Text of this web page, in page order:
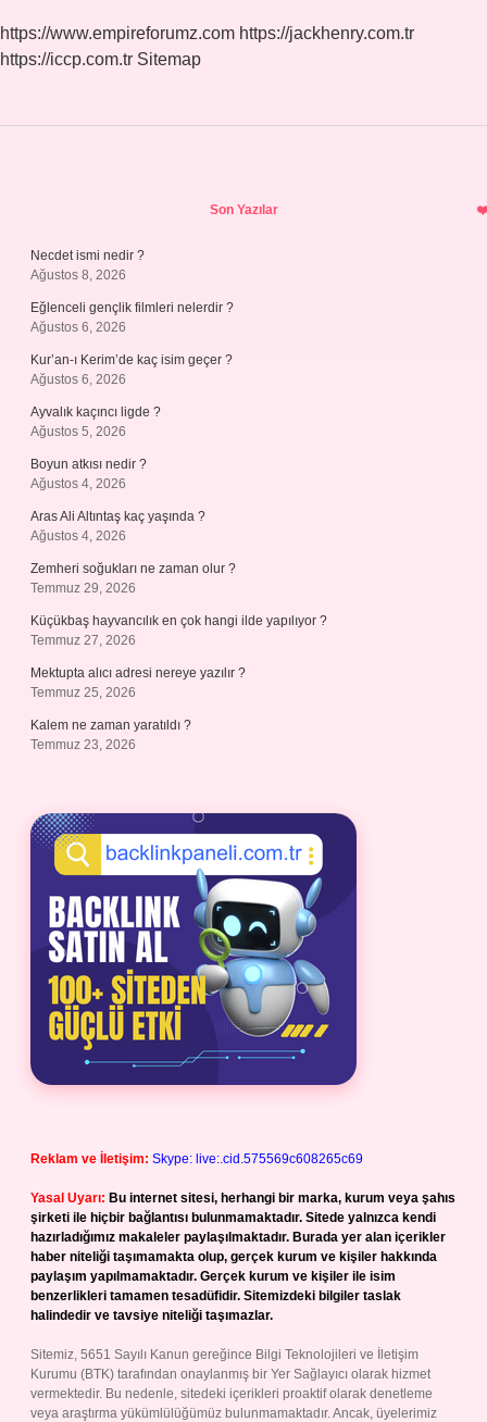
https://www.empireforumz.com https://jackhenry.com.tr
https://iccp.com.tr Sitemap
Son Yazılar
Necdet ismi nedir ?
Ağustos 8, 2026
Eğlenceli gençlik filmleri nelerdir ?
Ağustos 6, 2026
Kur’an-ı Kerim’de kaç isim geçer ?
Ağustos 6, 2026
Ayvalık kaçıncı ligde ?
Ağustos 5, 2026
Boyun atkısı nedir ?
Ağustos 4, 2026
Aras Ali Altıntaş kaç yaşında ?
Ağustos 4, 2026
Zemheri soğukları ne zaman olur ?
Temmuz 29, 2026
Küçükbaş hayvancılık en çok hangi ilde yapılıyor ?
Temmuz 27, 2026
Mektupta alıcı adresi nereye yazılır ?
Temmuz 25, 2026
Kalem ne zaman yaratıldı ?
Temmuz 23, 2026
Reklam ve İletişim: Skype: live:.cid.575569c608265c69
Yasal Uyarı: Bu internet sitesi, herhangi bir marka, kurum veya şahıs
şirketi ile hiçbir bağlantısı bulunmamaktadır. Sitede yalnızca kendi
hazırladığımız makaleler paylaşılmaktadır. Burada yer alan içerikler
haber niteliği taşımamakta olup, gerçek kurum ve kişiler hakkında
paylaşım yapılmamaktadır. Gerçek kurum ve kişiler ile isim
benzerlikleri tamamen tesadüfidir. Sitemizdeki bilgiler taslak
halindedir ve tavsiye niteliği taşımazlar.
Sitemiz, 5651 Sayılı Kanun gereğince Bilgi Teknolojileri ve İletişim
Kurumu (BTK) tarafından onaylanmış bir Yer Sağlayıcı olarak hizmet
vermektedir. Bu nedenle, sitedeki içerikleri proaktif olarak denetleme
veya araştırma yükümlülüğümüz bulunmamaktadır. Ancak, üyelerimiz